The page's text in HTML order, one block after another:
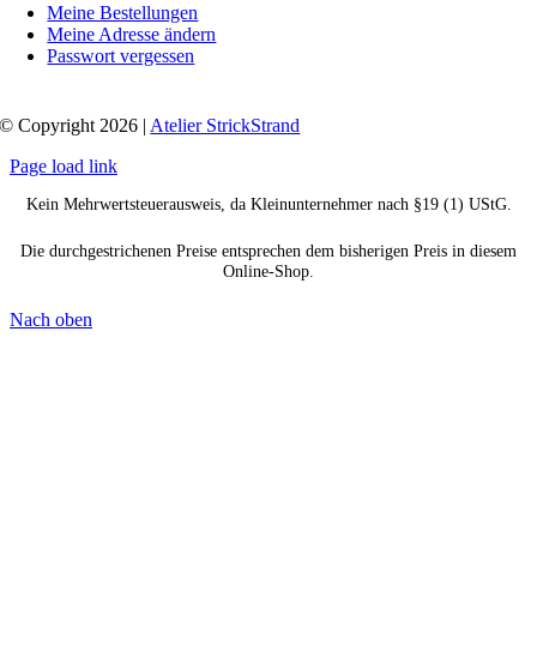
Meine Bestellungen
Meine Adresse ändern
Passwort vergessen
© Copyright 2026 | Atelier StrickStrand
Page load link
Kein Mehrwertsteuerausweis, da Kleinunternehmer nach §19 (1) UStG.
Die durchgestrichenen Preise entsprechen dem bisherigen Preis in diesem
Online-Shop.
Nach oben